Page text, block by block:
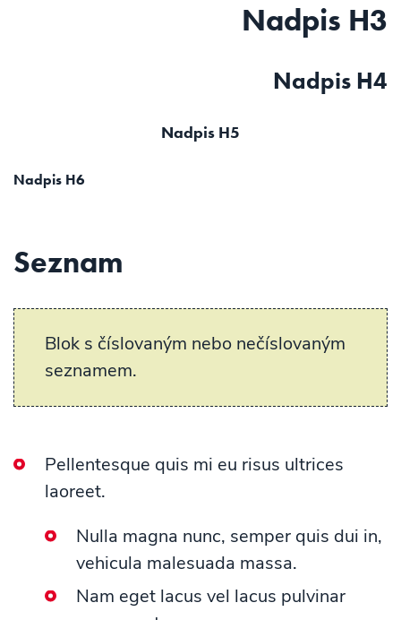
Nadpis H3
Nadpis H4
Nadpis H5
Nadpis H6
Seznam
Blok s číslovaným nebo nečíslovaným
seznamem.
Pellentesque quis mi eu risus ultrices
laoreet.
Nulla magna nunc, semper quis dui in,
vehicula malesuada massa.
Nam eget lacus vel lacus pulvinar